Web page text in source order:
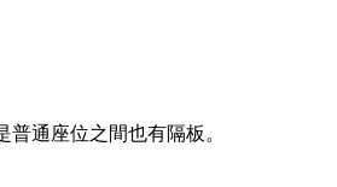
普通座位之間也有隔板。